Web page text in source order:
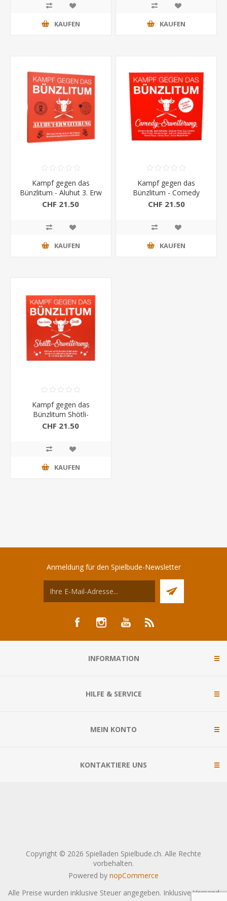
KAUFEN KAUFEN
Kampf gegen das
Bünzlitum - Aluhut 3. Erw
CHF 21.50
KAUFEN
Kampf gegen das
Bünzlitum - Comedy
Erweiterung
CHF 21.50
KAUFEN
Kampf gegen das
Bünzlitum Shötli-
Erweiterung
CHF 21.50
KAUFEN
Anmeldung für den Spielbude-Newsletter
INFORMATION
HILFE & SERVICE
MEIN KONTO
KONTAKTIERE UNS
Copyright © 2026 Spielladen Spielbude.ch. Alle Rechte
vorbehalten.
Powered by nopCommerce
Alle Preise wurden inklusive Steuer angegeben. InklusiveVersand